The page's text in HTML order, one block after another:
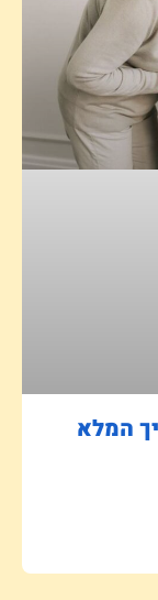
המלא